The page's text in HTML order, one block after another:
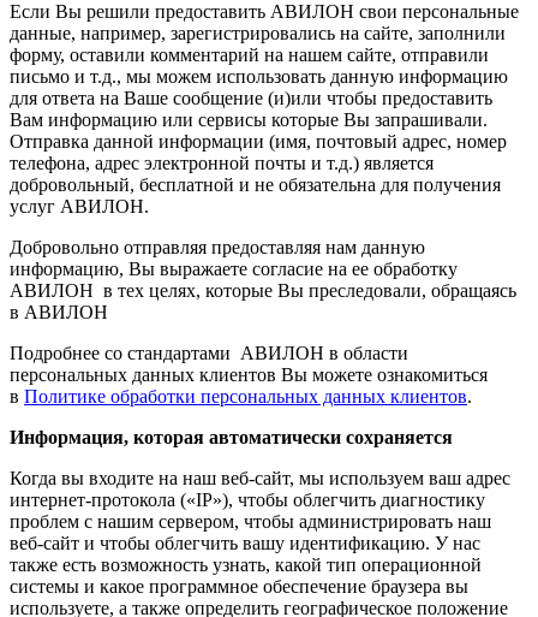
Если Вы решили предоставить АВИЛОН свои персональные
данные, например, зарегистрировались на сайте, заполнили
форму, оставили комментарий на нашем сайте, отправили
письмо и т.д., мы можем использовать данную информацию
для ответа на Ваше сообщение (и)или чтобы предоставить
Вам информацию или сервисы которые Вы запрашивали.
Отправка данной информации (имя, почтовый адрес, номер
телефона, адрес электронной почты и т.д.) является
добровольный, бесплатной и не обязательна для получения
услуг АВИЛОН.
Добровольно отправляя предоставляя нам данную
информацию, Вы выражаете согласие на ее обработку
АВИЛОН в тех целях, которые Вы преследовали, обращаясь
в АВИЛОН
Подробнее со стандартами АВИЛОН в области
персональных данных клиентов Вы можете ознакомиться
в Политике обработки персональных данных клиентов.
Информация, которая автоматически сохраняется
Когда вы входите на наш веб-сайт, мы используем ваш адрес
интернет-протокола («IP»), чтобы облегчить диагностику
проблем с нашим сервером, чтобы администрировать наш
веб-сайт и чтобы облегчить вашу идентификацию. У нас
также есть возможность узнать, какой тип операционной
системы и какое программное обеспечение браузера вы
используете, а также определить географическое положение